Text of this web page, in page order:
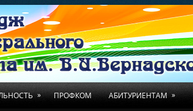
» ПРОФКОМ АБИТУРИЕНТАМ »